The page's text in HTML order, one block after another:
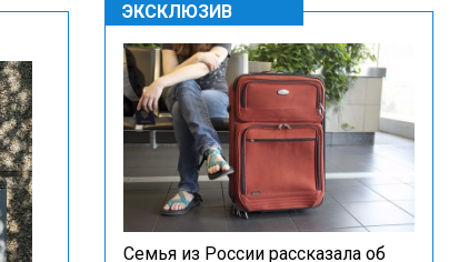
ЭКСКЛЮЗИВ
Семья из России рассказала об